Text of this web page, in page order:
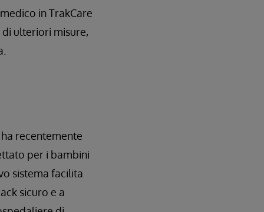
in TrakCare
ulteriori misure,
recentemente
per i bambini
sistema facilita
sicuro e a